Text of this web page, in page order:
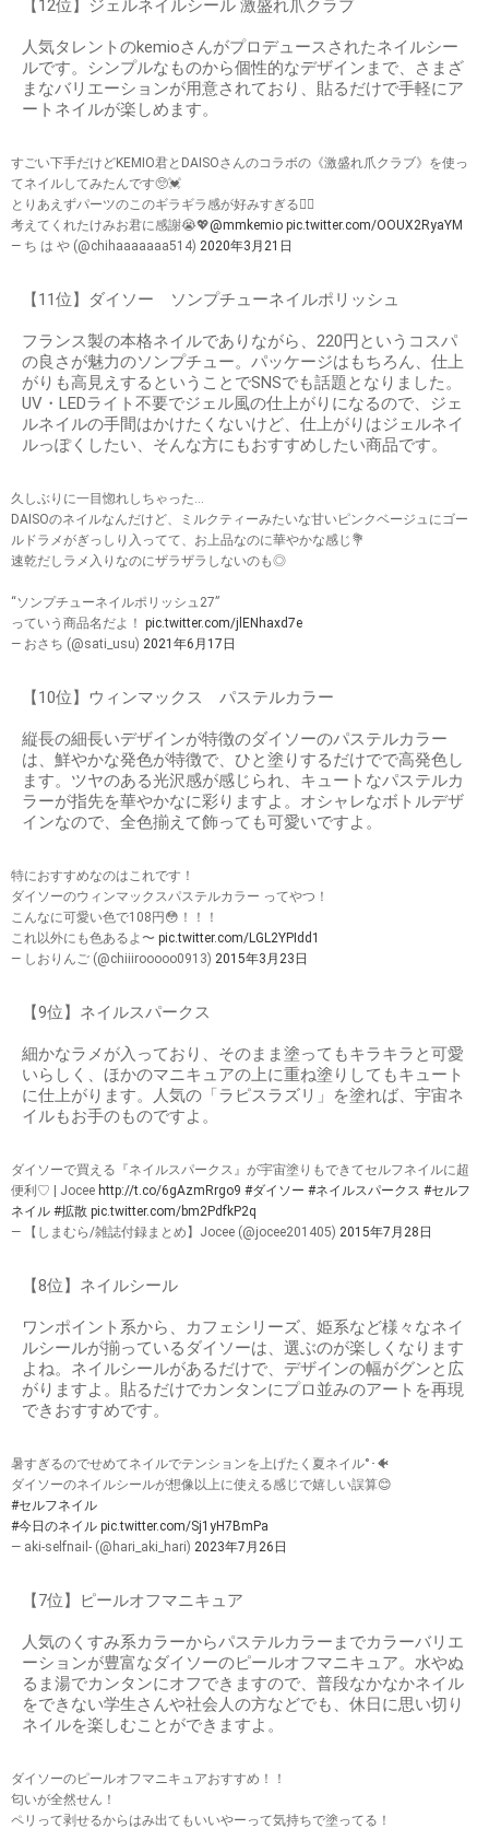
【12位】ジェルネイルシール 激盛れ爪クラブ
人気タレントのkemioさんがプロデュースされたネイルシー
ルです。シンプルなものから個性的なデザインまで、さまざ
まなバリエーションが用意されており、貼るだけで手軽にア
ートネイルが楽しめます。
すごい下手だけどKEMIO君とDAISOさんのコラボの《激盛れ爪クラブ》を使っ
てネイルしてみたんです🥺💓
とりあえずパーツのこのギラギラ感が好みすぎる🧚‍♀️
考えてくれたけみお君に感謝😭💖@mmkemio pic.twitter.com/OOUX2RyaYM
— ち は や (@chihaaaaaaa514) 2020年3月21日
【11位】ダイソー ソンプチューネイルポリッシュ
フランス製の本格ネイルでありながら、220円というコスパ
の良さが魅力のソンプチュー。パッケージはもちろん、仕上
がりも高見えするということでSNSでも話題となりました。
UV・LEDライト不要でジェル風の仕上がりになるので、ジェ
ルネイルの手間はかけたくないけど、仕上がりはジェルネイ
ルっぽくしたい、そんな方にもおすすめしたい商品です。
久しぶりに一目惚れしちゃった…
DAISOのネイルなんだけど、ミルクティーみたいな甘いピンクベージュにゴー
ルドラメがぎっしり入ってて、お上品なのに華やかな感じ💐
速乾だしラメ入りなのにザラザラしないのも◎
“ソンプチューネイルポリッシュ27”
っていう商品名だよ！ pic.twitter.com/jlENhaxd7e
— おさち (@sati_usu) 2021年6月17日
【10位】ウィンマックス パステルカラー
縦長の細長いデザインが特徴のダイソーのパステルカラー
は、鮮やかな発色が特徴で、ひと塗りするだけでで高発色し
ます。ツヤのある光沢感が感じられ、キュートなパステルカ
ラーが指先を華やかなに彩りますよ。オシャレなボトルデザ
インなので、全色揃えて飾っても可愛いですよ。
特におすすめなのはこれです！
ダイソーのウィンマックスパステルカラー ってやつ！
こんなに可愛い色で108円😳！！！
これ以外にも色あるよ〜 pic.twitter.com/LGL2YPIdd1
— しおりんご (@chiiirooooo0913) 2015年3月23日
【9位】ネイルスパークス
細かなラメが入っており、そのまま塗ってもキラキラと可愛
いらしく、ほかのマニキュアの上に重ね塗りしてもキュート
に仕上がります。人気の「ラピスラズリ」を塗れば、宇宙ネ
イルもお手のものですよ。
ダイソーで買える『ネイルスパークス』が宇宙塗りもできてセルフネイルに超
便利♡ | Jocee http://t.co/6gAzmRrgo9 #ダイソー #ネイルスパークス #セルフ
ネイル #拡散 pic.twitter.com/bm2PdfkP2q
— 【しまむら/雑誌付録まとめ】Jocee (@jocee201405) 2015年7月28日
【8位】ネイルシール
ワンポイント系から、カフェシリーズ、姫系など様々なネイ
ルシールが揃っているダイソーは、選ぶのが楽しくなります
よね。ネイルシールがあるだけで、デザインの幅がグンと広
がりますよ。貼るだけでカンタンにプロ並みのアートを再現
できおすすめです。
暑すぎるのでせめてネイルでテンションを上げたく夏ネイル°･🐠
ダイソーのネイルシールが想像以上に使える感じで嬉しい誤算😊
#セルフネイル
#今日のネイル pic.twitter.com/Sj1yH7BmPa
— aki-selfnail- (@hari_aki_hari) 2023年7月26日
【7位】ピールオフマニキュア
人気のくすみ系カラーからパステルカラーまでカラーバリエ
ーションが豊富なダイソーのピールオフマニキュア。水やぬ
るま湯でカンタンにオフできますので、普段なかなかネイル
をできない学生さんや社会人の方などでも、休日に思い切り
ネイルを楽しむことができますよ。
ダイソーのピールオフマニキュアおすすめ！！
匂いが全然せん！
ペリって剥せるからはみ出てもいいやーって気持ちで塗ってる！